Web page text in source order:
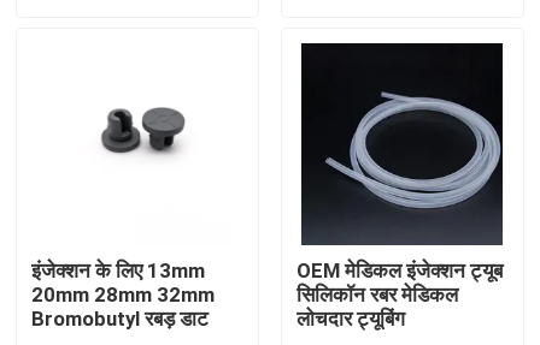
हमारे बारे में
गुणवत्ता नियंत्रण
इंजेक्शन के लिए 13mm
20mm 28mm 32mm
Bromobutyl रबड़ डाट
OEM मेडिकल इंजेक्शन ट्यूब
सिलिकॉन रबर मेडिकल
लोचदार ट्यूबिंग